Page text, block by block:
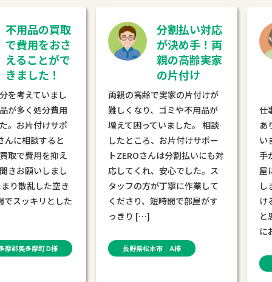
品の買取
用をおさ
ことがで
した！
ていまし
処分費用
付けサポ
談すると
用を抑え
いしまし
乱した空き
キリとした
摩町 D様
分割払い対応
が決め手！両
親の高齢実家
の片付け
両親の高齢で実家の片付けが
難しくなり、ゴミや不用品が
増えて困っていました。 相談
したところ、お片付けサポー
トZEROさんは分割払いにも対
応してくれ、安心でした。ス
タッフの方が丁寧に作業して
くださり、短時間で部屋がす
っきり […]
長野県松本市 A様
仕事が
あり、
いまし
手が回
屋にゴ
しまい
けるの
と思い
にお願
栃木